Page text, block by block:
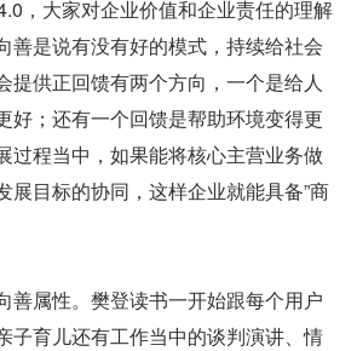
，大家对企业价值和企业责任的理解
善是说有没有好的模式，持续给社会
提供正回馈有两个方向，一个是给人
好；还有一个回馈是帮助环境变得更
过程当中，如果能将核心主营业务做
展目标的协同，这样企业就能具备”商
善属性。樊登读书一开始跟每个用户
子育儿还有工作当中的谈判演讲、情